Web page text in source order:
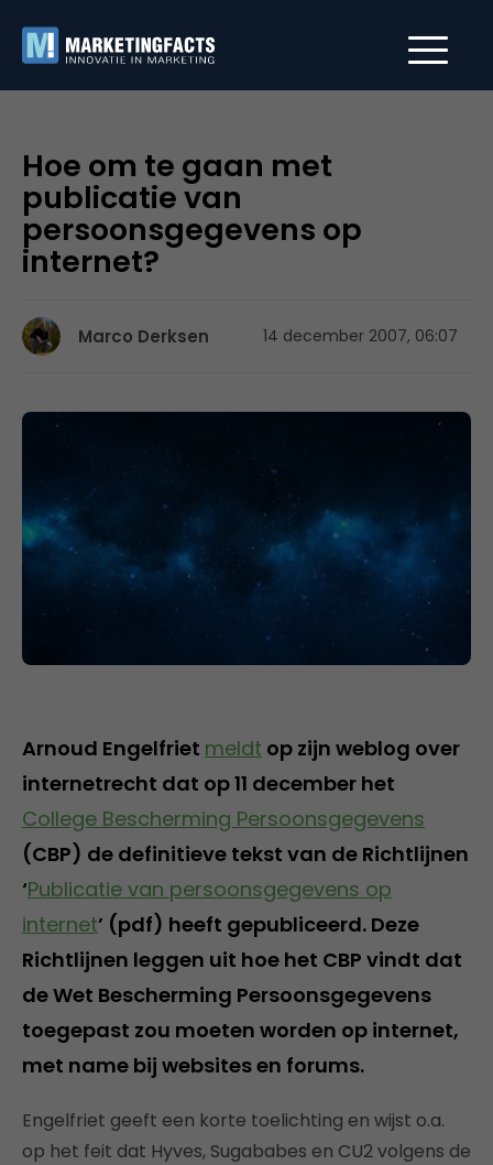
Hoe om te gaan met
publicatie van
persoonsgegevens op
internet?
Marco Derksen 14 december 2007, 06:07
Arnoud Engelfriet meldt op zijn weblog over
internetrecht dat op 11 december het
College Bescherming Persoonsgegevens
(CBP) de definitieve tekst van de Richtlijnen
‘Publicatie van persoonsgegevens op
internet’ (pdf) heeft gepubliceerd. Deze
Richtlijnen leggen uit hoe het CBP vindt dat
de Wet Bescherming Persoonsgegevens
toegepast zou moeten worden op internet,
met name bij websites en forums.
Engelfriet geeft een korte toelichting en wijst o.a.
op het feit dat Hyves, Sugababes en CU2 volgens de